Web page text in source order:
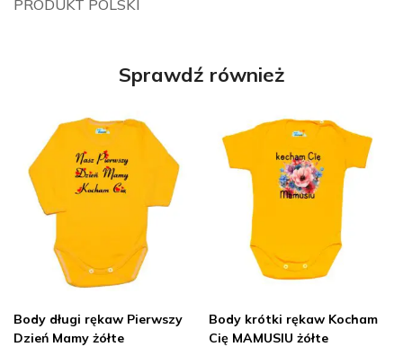
PRODUKT POLSKI
Sprawdź również
Body długi rękaw Pierwszy
Dzień Mamy żółte
Body krótki rękaw Kocham
Cię MAMUSIU żółte